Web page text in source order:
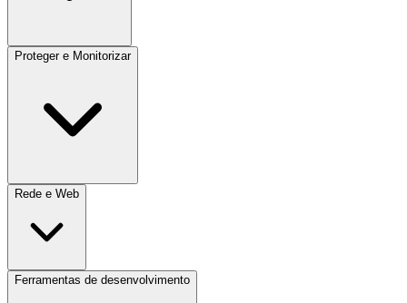
Proteger e Monitorizar
Rede e Web
Ferramentas de desenvolvimento